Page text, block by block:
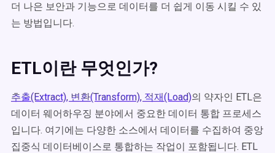
더 나은 보안과 기능으로 데이터를 더 쉽게 이동 시킬 수 있
는 방법입니다.
ETL이란 무엇인가?
추출(Extract), 변환(Transform), 적재(Load)의 약자인 ETL은
데이터 웨어하우징 분야에서 중요한 데이터 통합 프로세스
입니다. 여기에는 다양한 소스에서 데이터를 수집하여 중앙
집중식 데이터베이스로 통합하는 작업이 포함됩니다. ETL